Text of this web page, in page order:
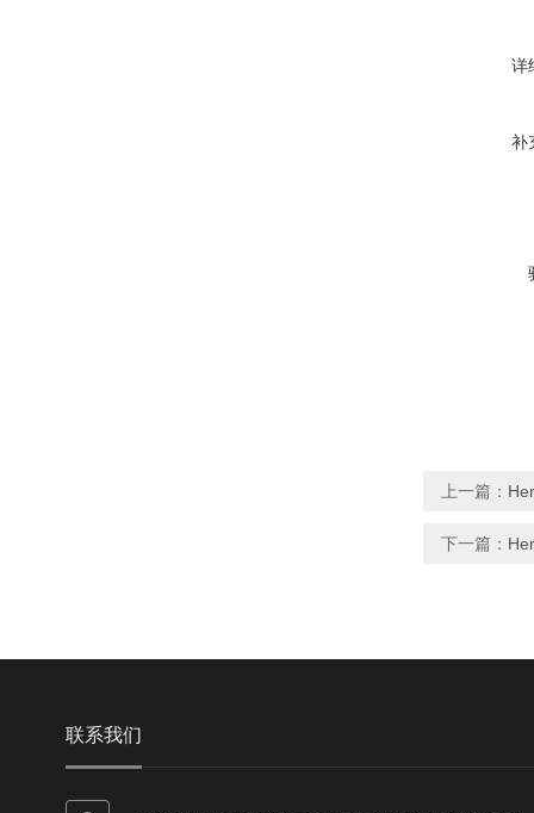
详
补
上一篇：
下一篇：
联系我们